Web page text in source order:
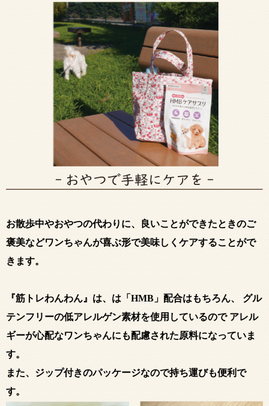
お散歩中やおやつの代わりに、良いことができたときのご
褒美などワンちゃんが喜ぶ形で美味しくケアすることがで
きます。
『筋トレわんわん』は、は「HMB」配合はもちろん、 グル
テンフリーの低アレルゲン素材を使用しているので アレル
ギーが心配なワンちゃんにも配慮された原料になっていま
す。
また、ジップ付きのパッケージなので持ち運びも便利で
す。